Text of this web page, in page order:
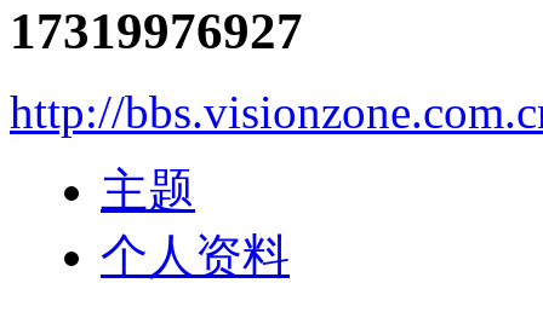
17319976927
http://
主题
个人资料